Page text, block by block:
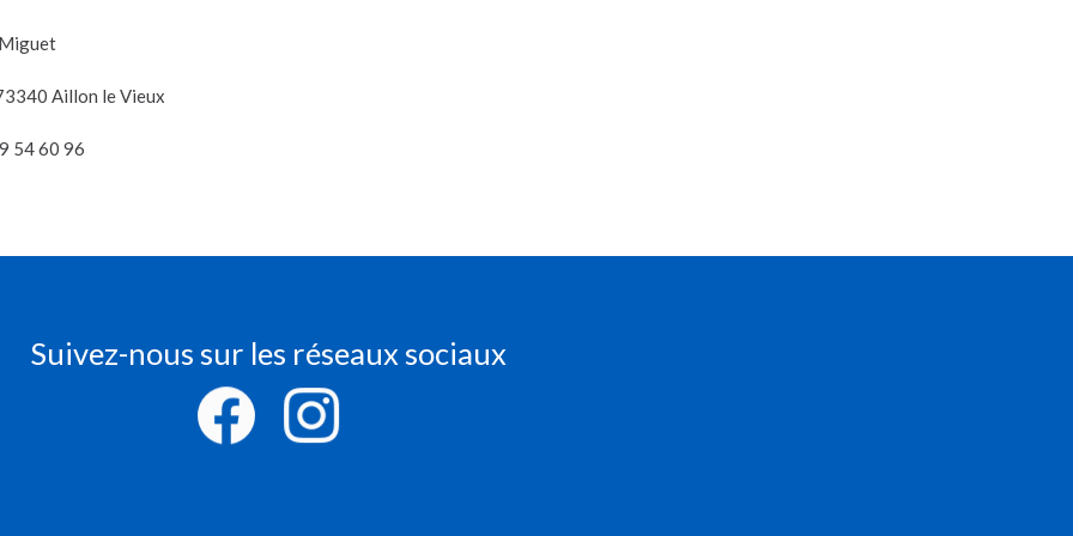
Aillon le Vieux
54 60 96
Suivez-nous sur les réseaux sociaux